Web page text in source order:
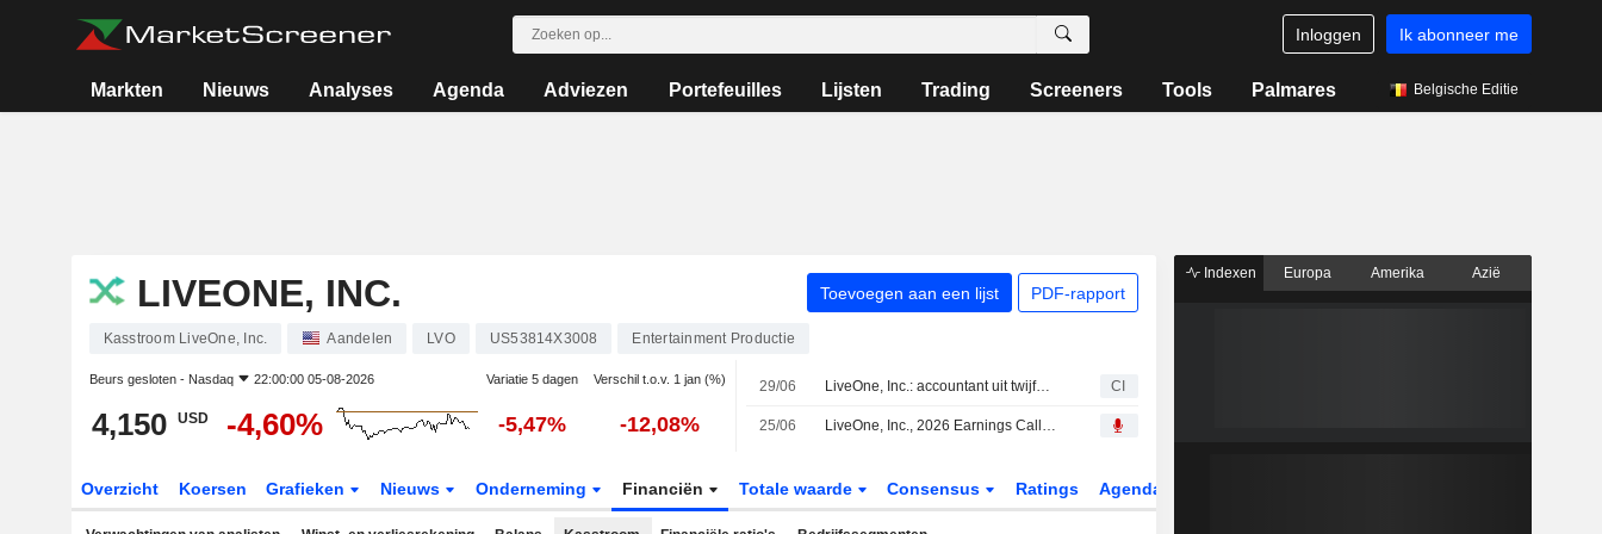
Inloggen Ik abonneer me
Markten Nieuws Analyses Agenda Adviezen Portefeuilles Lijsten Trading Screeners Tools Palmares Belgische Editie
LIVEONE, INC. Toevoegen aan een lijst PDF-rapport
Kasstroom LiveOne, Inc. Aandelen LVO US53814X3008 Entertainment Productie
Beurs gesloten - Nasdaq 22:00:00 05-08-2026 Variatie 5 dagen Verschil t.o.v. 1 jan (%)
4,150 USD -4,60% -5,47% -12,08%
29/06 LiveOne, Inc.: accountant uit twijfel over continuïteit CI
25/06 LiveOne, Inc., 2026 Earnings Call, Jun 24, 2026
Overzicht Koersen Grafieken Nieuws Onderneming Financiën Totale waarde Consensus Ratings Agenda
Indexen Europa Amerika Azië